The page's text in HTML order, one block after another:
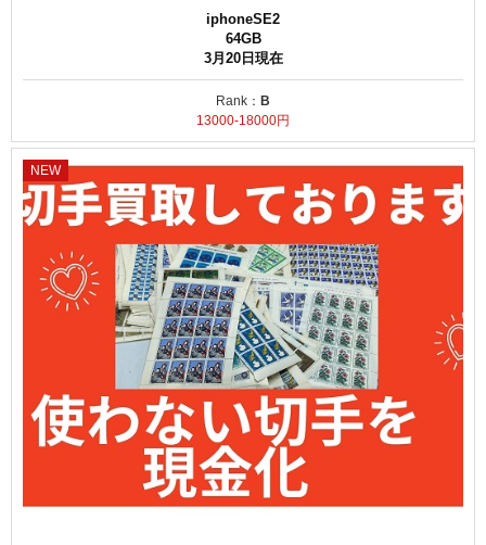
iphoneSE2
64GB
3月20日現在
Rank： B
13000-18000円
NEW